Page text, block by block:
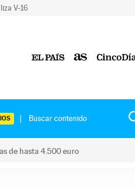
V-16
de hasta 4.500 euro